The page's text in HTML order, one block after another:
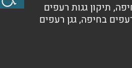
, תיקון גגות רעפים
בחיפה,גגן רעפים